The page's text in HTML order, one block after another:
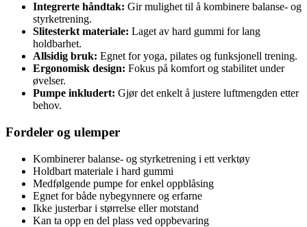
Integrerte håndtak: Gir mulighet til å kombinere balanse- og
styrketrening.
Slitesterkt materiale: Laget av hard gummi for lang
holdbarhet.
Allsidig bruk: Egnet for yoga, pilates og funksjonell trening.
Ergonomisk design: Fokus på komfort og stabilitet under
øvelser.
Pumpe inkludert: Gjør det enkelt å justere luftmengden etter
behov.
Fordeler og ulemper
Kombinerer balanse- og styrketrening i ett verktøy
Holdbart materiale i hard gummi
Medfølgende pumpe for enkel oppblåsing
Egnet for både nybegynnere og erfarne
Ikke justerbar i størrelse eller motstand
Kan ta opp en del plass ved oppbevaring